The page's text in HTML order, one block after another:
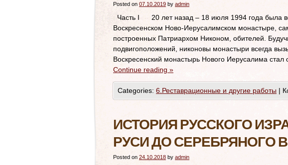
Posted on 07.10.2019 by admin
Часть I 20 лет назад – 18 июля 1994 года была
Воскресенском Ново-Иерусалимском монастыре,
построенных Патриархом Никоном, обителей.
подвигоположений, никоновы монастыри всегда
Воскресенский монастырь Нового Иерусалима стал
Continue reading »
Categories: 6.Реставрационные и другие работы |
ИСТОРИЯ РУССКОГО
РУСИ ДО СЕРЕБРЯНОГО
Posted on 24.10.2018 by admin